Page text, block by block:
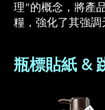
理”的概念，將產
糧，強化了其強
瓶標貼紙 &